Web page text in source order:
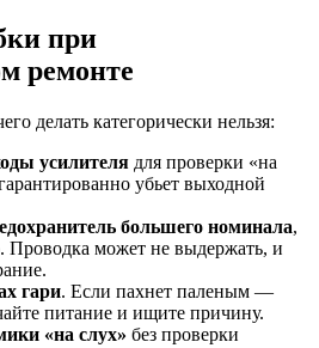
при
ремонте
делать категорически нельзя:
усилителя для проверки «на
убьет выходной
большего номинала,
Проводка может не выдержать, и
гари. Если пахнет паленым —
питание и ищите причину.
«на слух» без проверки